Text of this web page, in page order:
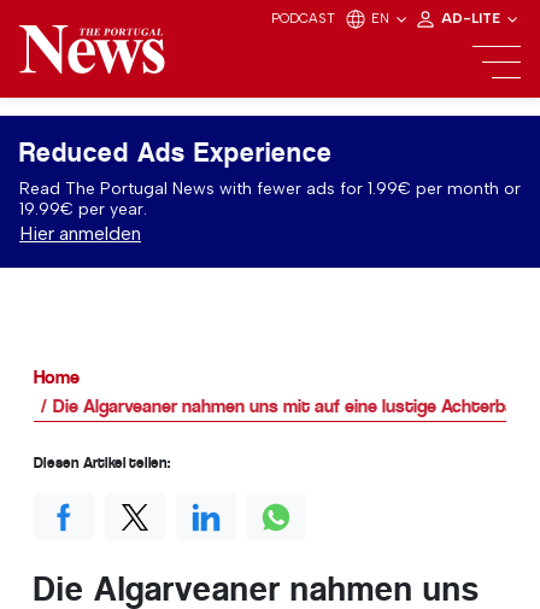
PODCAST EN AD-LITE
Reduced Ads Experience
Read The Portugal News with fewer ads for 1.99€ per month or
19.99€ per year.
Hier anmelden
Home
Die Algarveaner nahmen uns mit auf eine lustige Achterbahn
Die Algarveaner nahmen uns
Diesen Artikel teilen: